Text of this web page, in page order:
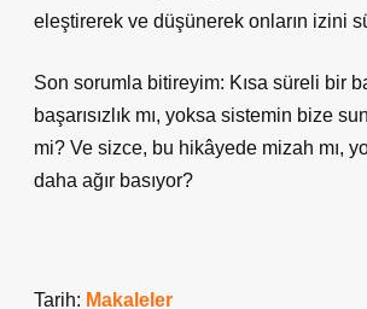
eleştirerek ve düşünerek onların izini
Son sorumla bitireyim: Kısa süreli bir
başarısızlık mı, yoksa sistemin bize
mi? Ve sizce, bu hikâyede mizah mı,
daha ağır basıyor?
Tarih: Makaleler